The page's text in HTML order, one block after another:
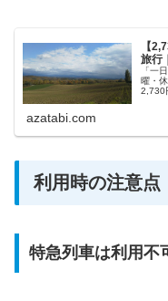
【
旅行
「一
曜・
2,730
azatabi.com
利用時の注意点
特急列車は利用不